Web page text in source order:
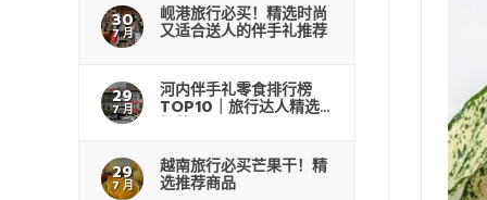
30
7 月
岘港旅行必买！精选时尚
又适合送人的伴手礼推荐
29
7 月
河内伴手礼零食排行榜
TOP10｜旅行达人精选
推荐
29
7 月
越南旅行必买芒果干！精
选推荐商品